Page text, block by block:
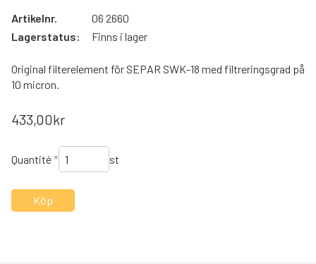
Artikelnr.
06 2660
Lagerstatus:
Finns i lager
Original filterelement för SEPAR SWK-18 med filtreringsgrad på
10 micron.
433,00kr
Quantité* st